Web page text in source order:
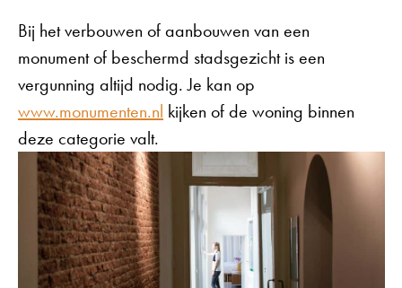
Bij het verbouwen of aanbouwen van een
monument of beschermd stadsgezicht is een
vergunning altijd nodig. Je kan op
www.monumenten.nl kijken of de woning binnen
deze categorie valt.